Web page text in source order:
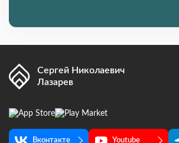
Сергей Николаевич
Лазарев
Вконтакте Youtube